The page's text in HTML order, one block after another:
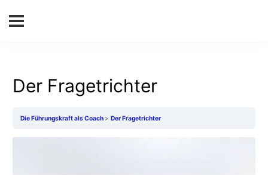
Der Fragetrichter
Die Führungskraft als Coach Der Fragetrichter